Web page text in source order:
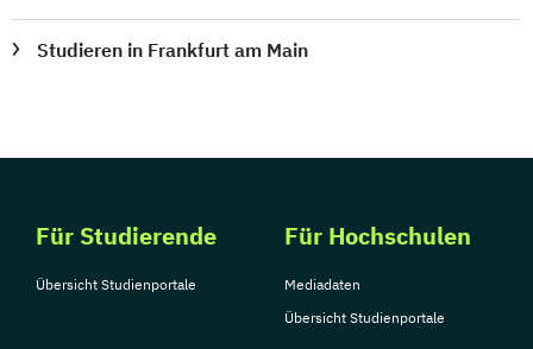
Studieren in Frankfurt am Main
Für Studierende
Übersicht Studienportale
Für Hochschulen
Mediadaten
Übersicht Studienportale